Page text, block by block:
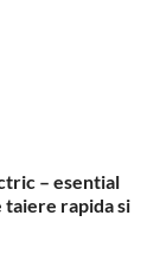
– esential
rapida si